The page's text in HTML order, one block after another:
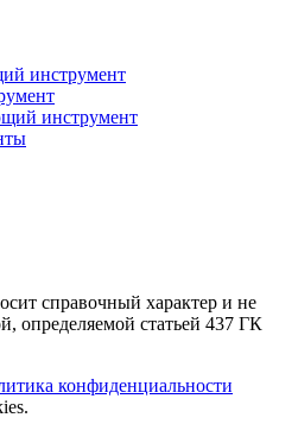
инструмент
инструмент
справочный характер и не
определяемой статьей 437 ГК
конфиденциальности